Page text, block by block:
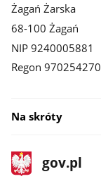
Żagań Żarska
68-100 Żagań
NIP 9240005881
Regon 970254270
Na skróty
stopka
gov.pl
Strona
gov.pl